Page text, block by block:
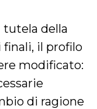
tutela della
il profilo
modificato:
di ragione